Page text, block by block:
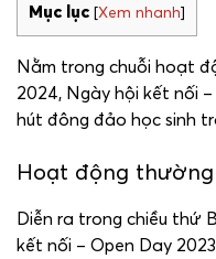
Mục lục [Xem nhanh]
Nằm trong chuỗi hoạt
2024, Ngày hội kết nối
hút đông đảo học sinh
Hoạt động
Diễn ra trong chiều thứ
kết nối – Open Day